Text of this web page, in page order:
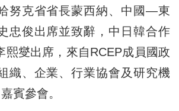
努克省省長蒙西納、中國—東
忠俊出席並致辭，中日韓合作
熙燮出席，來自RCEP成員國政
織、企業、行業協會及研究機
賓參會。